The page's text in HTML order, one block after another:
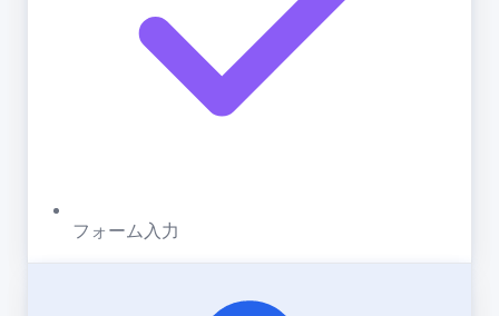
フォーム入力